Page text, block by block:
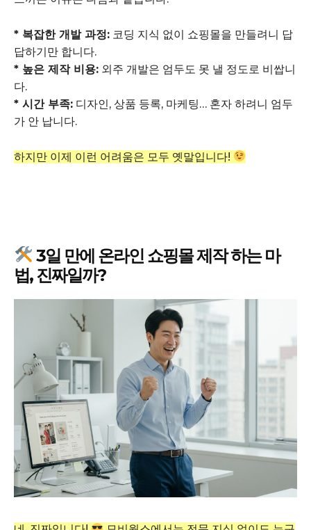
* 복잡한 개발 과정: 코딩 지식 없이 쇼핑몰을 만들려니 답
답하기만 합니다.
* 높은 제작 비용: 외주 개발은 엄두도 못 낼 정도로 비쌉니
다.
* 시간 부족: 디자인, 상품 등록, 마케팅… 혼자 하려니 엄두
가 안 납니다.
하지만 이제 이런 어려움은 모두 옛말입니다!
3일 만에 온라인 쇼핑몰 제작 하는 마
법, 진짜일까?